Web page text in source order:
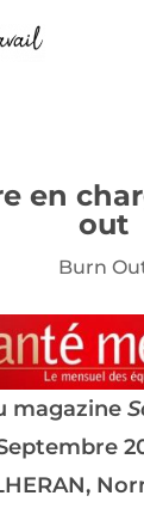
en
out
Burn
magazine